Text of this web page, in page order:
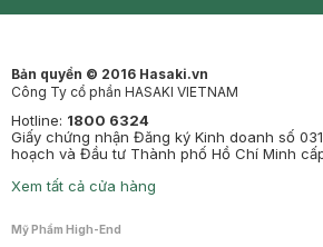
Bản quyền © 2016 Hasaki.vn
Công Ty cổ phần HASAKI VIETNAM
Hotline: 1800 6324
Giấy chứng nhận Đăng ký Kinh doanh số
hoạch và Đầu tư Thành phố Hồ Chí Minh
Xem tất cả cửa hàng
Mỹ Phẩm High-End